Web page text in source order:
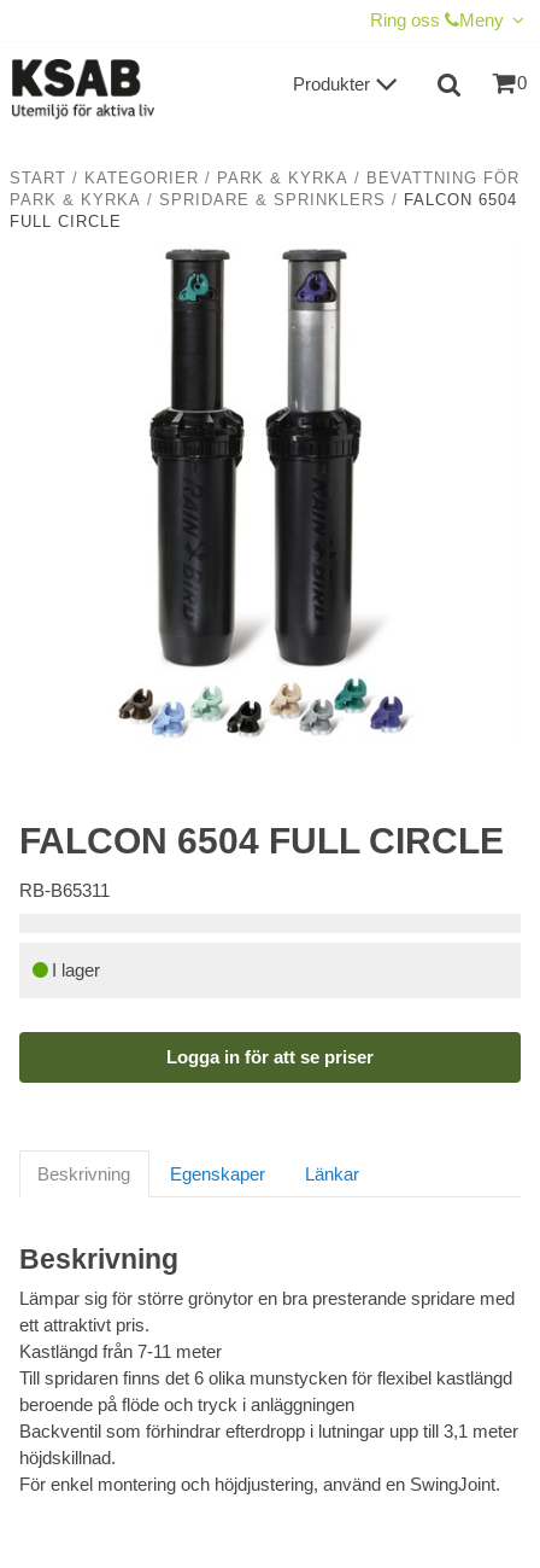
Ring oss Meny
0
Produkter
START / KATEGORIER / PARK & KYRKA / BEVATTNING FÖR
PARK & KYRKA / SPRIDARE & SPRINKLERS / FALCON 6504
FULL CIRCLE
FALCON 6504 FULL CIRCLE
RB-B65311
I lager
Logga in för att se priser
Beskrivning Egenskaper Länkar
Beskrivning
Lämpar sig för större grönytor en bra presterande spridare med
ett attraktivt pris.
Kastlängd från 7-11 meter
Till spridaren finns det 6 olika munstycken för flexibel kastlängd
beroende på flöde och tryck i anläggningen
Backventil som förhindrar efterdropp i lutningar upp till 3,1 meter
höjdskillnad.
För enkel montering och höjdjustering, använd en SwingJoint.
TILL KASSAN